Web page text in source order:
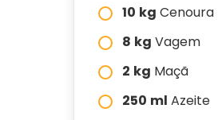
10 kg Cenoura
8 kg Vagem
2 kg Maçã
250 ml Azeite